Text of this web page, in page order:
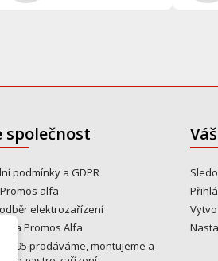
společnost
podmínky a GDPR
alfa
elektrozařízení
na Promos Alfa
1995 prodáváme, montujeme a